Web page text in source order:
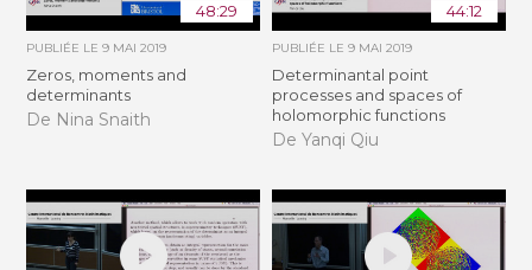
48:29
PUBLIÉE LE9 MAI 2019
Zeros, moments and
determinants
De Nina Snaith
44:12
PUBLIÉE LE 9 MAI 2019
Determinantal point
processes and spaces of
holomorphic functions
De Yanqi Qiu